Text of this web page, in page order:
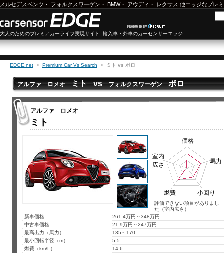
メルセデスベンツ ・ フォルクスワーゲン ・ BMW・ アウディ ・ レクサス 他エッジなプレ
大人のためのプレミアカーライフ実現サイト 輸入車・外車のカーセンサーエッジ
EDGE.net > Premium Car Vs Search > ミト vs ポロ
アルファ ロメオミト vsフォルクスワーゲンポロ
アルファ ロメオ
ミト
価格
馬力
小回り
燃費
室内
広さ
評価できない項目がありまし
た（室内広さ）
新車価格
261.4万円～348万円
中古車価格
21.9万円～247万円
最高出力（馬力）
135～170
最小回転半径（m）
5.5
燃費（km/L）
14.6